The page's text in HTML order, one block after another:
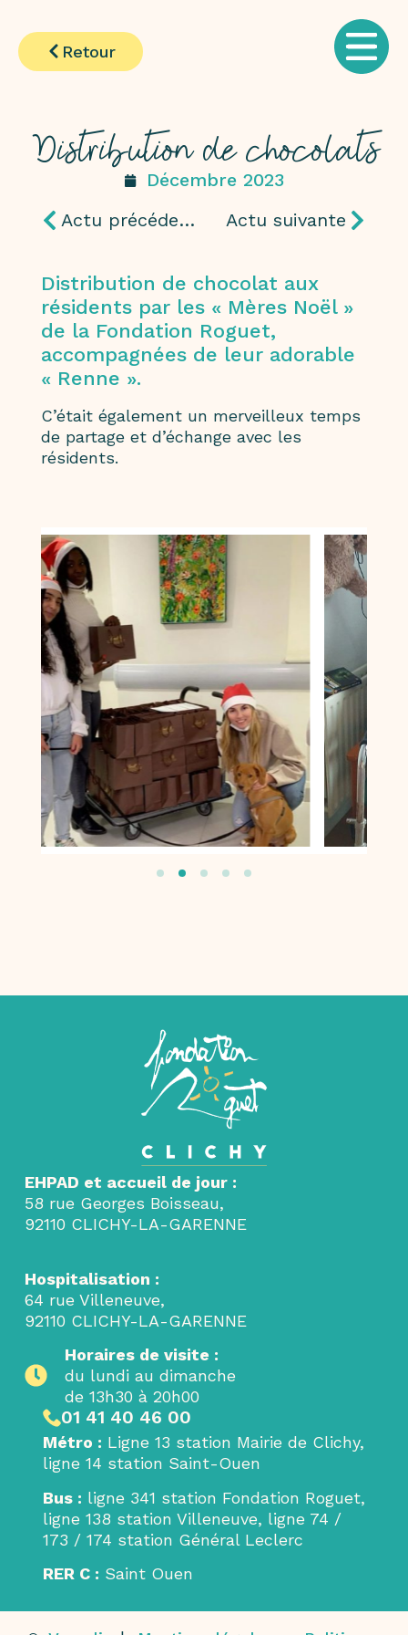
Retour
Distribution de chocolats
Décembre 2023
Actu précédente
Actu suivante
Distribution de chocolat aux
résidents par les « Mères Noël »
de la Fondation Roguet,
accompagnées de leur adorable
« Renne ».
C’était également un merveilleux temps
de partage et d’échange avec les
résidents.
EHPAD et accueil de jour :
58 rue Georges Boisseau,
92110 CLICHY-LA-GARENNE
Hospitalisation :
64 rue Villeneuve,
92110 CLICHY-LA-GARENNE
Horaires de visite :
du lundi au dimanche
de 13h30 à 20h00
Métro : Ligne 13 station Mairie de Clichy,
ligne 14 station Saint-Ouen
Bus: ligne 341 station Fondation Roguet,
ligne 138 station Villeneuve, ligne 74 /
173 / 174 station Général Leclerc
RER C: Saint Ouen
01 41 40 46 00